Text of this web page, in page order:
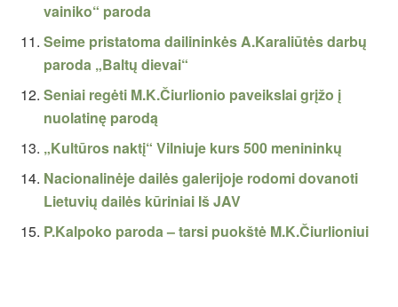
vainiko“ paroda
Seime pristatoma dailininkės A.Karaliūtės darbų
paroda „Baltų dievai“
Seniai regėti M.K.Čiurlionio paveikslai grįžo į
nuolatinę parodą
„Kultūros naktį“ Vilniuje kurs 500 menininkų
Nacionalinėje dailės galerijoje rodomi dovanoti
Lietuvių dailės kūriniai Iš JAV
P.Kalpoko paroda – tarsi puokštė M.K.Čiurlioniui